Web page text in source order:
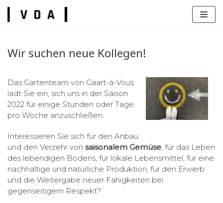
Zum
Inhalt
Wir suchen neue Kollegen!
Das Gartenteam von Gaart-à-Vous
lädt Sie ein, sich uns in der Saison
2022 für einige Stunden oder Tage
pro Woche anzuschließen.
Interessieren Sie sich für den Anbau
und den Verzehr von saisonalem Gemüse, für das Leben
des lebendigen Bodens, für lokale Lebensmittel, für eine
nachhaltige und natürliche Produktion, für den Erwerb
und die Weitergabe neuer Fähigkeiten bei
gegenseitigem Respekt?